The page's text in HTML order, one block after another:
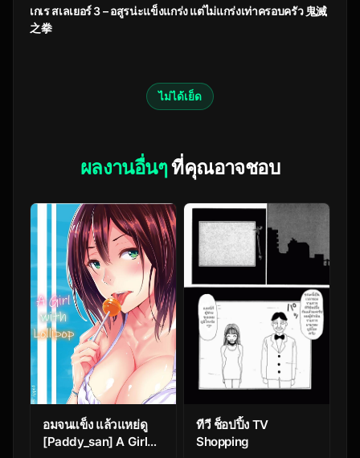
เกเร สเลเยอร์ 3 – อสูรน่ะแข็งแกร่ง แต่ไม่แกร่งเท่าครอบครัว 鬼滅
之拳
ไม่ได้เย็ด
ผลงานอื่นๆที่คุณอาจชอบ
อมจนแข็ง แล้วแหย่ดู
[Paddy_san] A Girl
ทีวี ช็อปปิ้ง TV
Shopping